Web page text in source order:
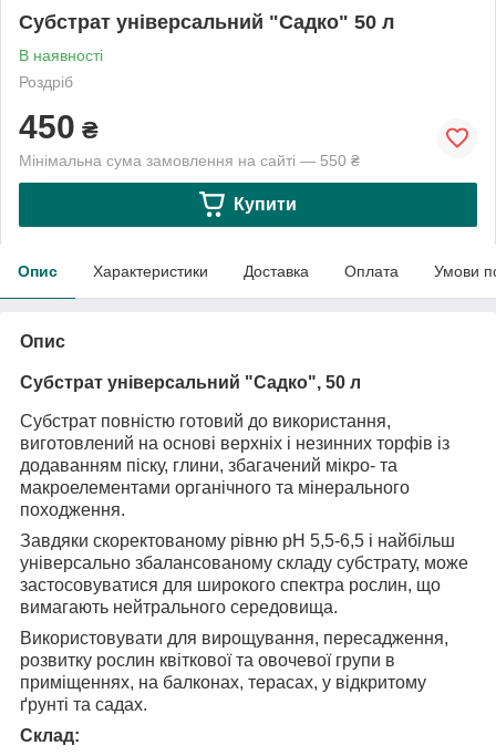
Субстрат універсальний "Садко" 50 л
В наявності
Роздріб
450 ₴
Мінімальна сума замовлення на сайті — 550 ₴
Купити
Опис Характеристики Доставка Оплата Умови
Опис
Субстрат універсальний "Садко", 50 л
Субстрат повністю готовий до використання,
виготовлений на основі верхніх і незинних торфів із
додаванням піску, глини, збагачений мікро- та
макроелементами органічного та мінерального
походження.
Завдяки скоректованому рівню pH 5,5-6,5 і найбільш
універсально збалансованому складу субстрату, може
застосовуватися для широкого спектра рослин, що
вимагають нейтрального середовища.
Використовувати для вирощування, пересадження,
розвитку рослин квіткової та овочевої групи в
приміщеннях, на балконах, терасах, у відкритому
ґрунті та садах.
Склад: